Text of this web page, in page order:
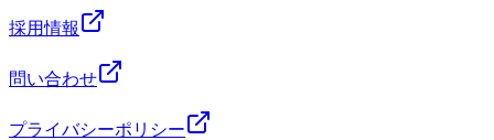
ーーーーーーーーーーーーーーーーーーーーーーーーーーー
ーーーーーーーーーーーーー 予約はこちらから
→https://reraku.jp/studio/luminefujisawa/booking【疲れる前にお
身体をケアしましょう♪】みなさまのご来店を心よりお待ち
20:00(最終受付19:30)TEL： 0466-52-6685住所：藤沢市藤沢
採用情報
問い合わせ
プライバシーポリシー